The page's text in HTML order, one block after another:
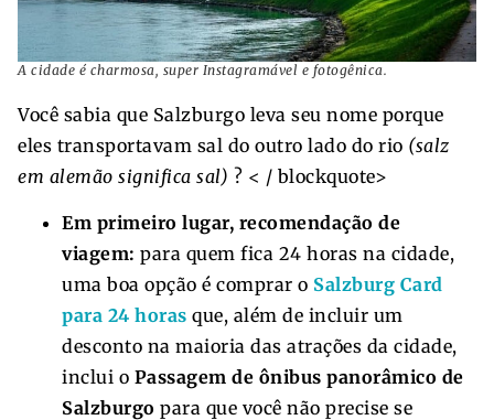
A cidade é charmosa, super Instagramável e fotogênica.
Você sabia que Salzburgo leva seu nome porque
eles transportavam sal do outro lado do rio (salz
em alemão significa sal) ? < / blockquote>
Em primeiro lugar, recomendação de
viagem: para quem fica 24 horas na cidade,
uma boa opção é comprar o Salzburg Card
para 24 horas que, além de incluir um
desconto na maioria das atrações da cidade,
inclui o Passagem de ônibus panorâmico de
Salzburgo para que você não precise se